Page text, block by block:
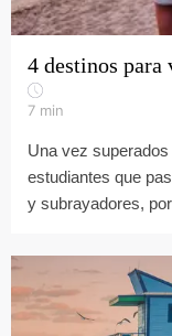
4 destinos para
7 min
Una vez
estudiantes que
y subrayadores,